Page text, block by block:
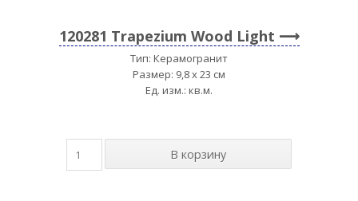
120281 Trapezium Wood Light
Тип: Керамогранит
Размер: 9,8 x 23 см
Ед. изм.: кв.м.